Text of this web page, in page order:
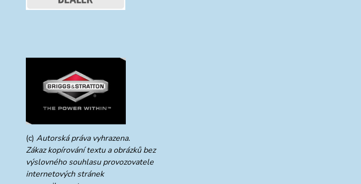
(c) Autorská práva vyhrazena.
Zákaz kopírování textu a obrázků bez
výslovného souhlasu provozovatele
internetových stránek